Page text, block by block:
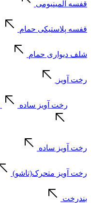
قفسه آلمینیومی
قفسه پلاستیکی حمام
شلف دیواری حمام
رخت آویز
رخت آویز ساده
رخت آویز ساده
رخت آویز متحرک(تاشو)
بندرخت